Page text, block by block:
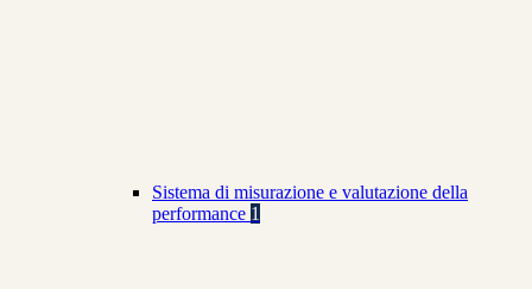
Sistema di misurazione e valutazione della
performance 1